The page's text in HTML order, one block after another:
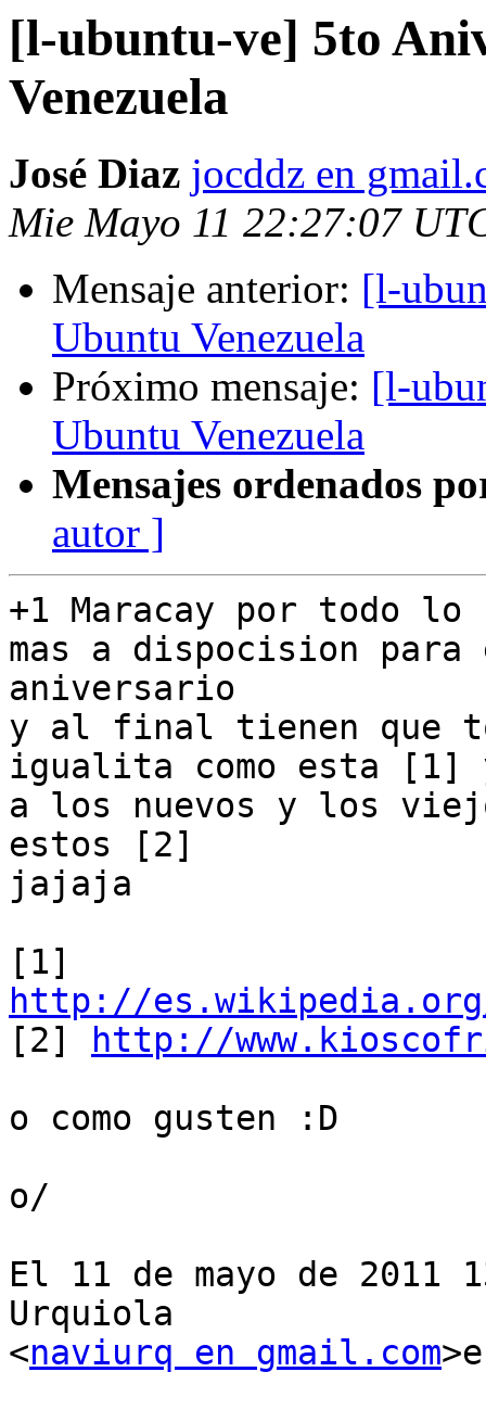
[l-ubuntu-ve] 5to
Venezuela
José Diaz jocddz en
Mie Mayo 11 22:27:07
Mensaje anterior: [l-
Ubuntu Venezuela
Próximo mensaje: [l-
Ubuntu Venezuela
Mensajes ordenados
autor ]
+1 Maracay por todo lo
mas a dispocision para
aniversario
y al final tienen que
igualita como esta [1]
a los nuevos y los
estos [2]
jajaja
http://es.wikipedia.org/
[2]
http://
o como gusten :D
o/
El 11 de mayo de
Urquiola
<naviurq en gmail.com